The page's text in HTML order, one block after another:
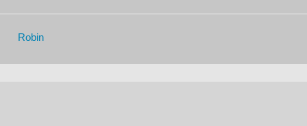
Robin